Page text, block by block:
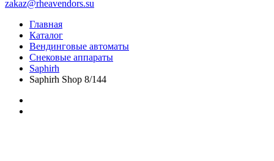
zakaz@rheavendors.su
Главная
Каталог
Вендинговые автоматы
Снековые аппараты
Saphirh
Saphirh Shop 8/144